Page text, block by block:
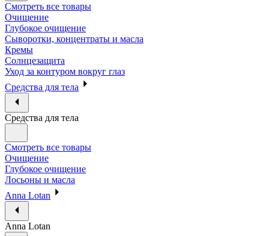
Смотреть все товары
Очищение
Глубокое очищение
Сыворотки, концентраты и масла
Кремы
Солнцезащита
Уход за контуром вокруг глаз
Средства для тела
Средства для тела
Смотреть все товары
Очищение
Глубокое очищение
Лосьоны и масла
Anna Lotan
Anna Lotan